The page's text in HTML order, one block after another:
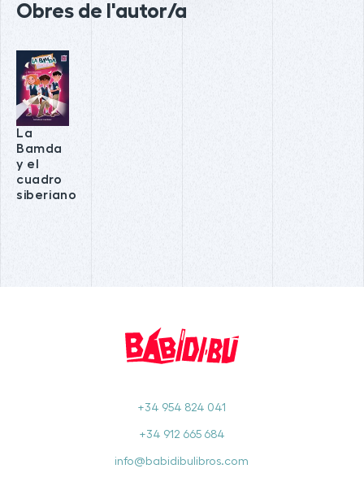
Obres de l'autor/a
La
Bamda
y el
cuadro
siberiano
+34 954 824 041
+34 912 665 684
info@babidibulibros.com